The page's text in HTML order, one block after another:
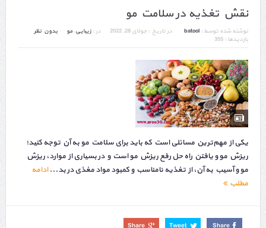
نقش تغذیه در سلامت مو
نوشته شده توسط : batool در تاریخ : جولای 28, 2022 در : زیبایی,مو
بدون نظر
بازدیدها : 355
یکی از مهم‌ترین مسائلی است که باید برای سلامت مو به آن توجه کنید؛
ریزش مو و یافتن راه حل رفع ریزش مو است و در بسیاری از موارد، ریزش
مو و آسیب به آن، از تغذیه نامناسب و کمبود مواد مغذی در بد...ادامه
مطلب